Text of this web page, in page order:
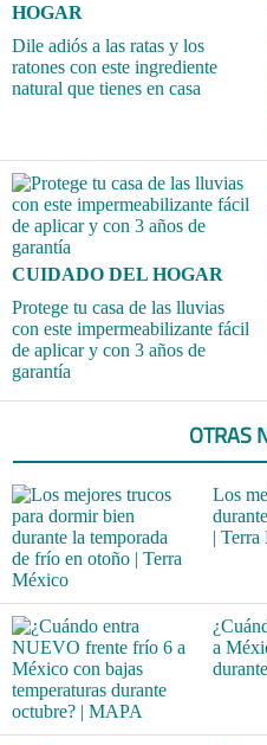
HOGAR
Dile adiós a las ratas y los
ratones con este ingrediente
natural que tienes en casa
CUIDADO DEL HOGAR
Protege tu casa de las lluvias
con este impermeabilizante fácil
de aplicar y con 3 años de
garantía
OTRAS
Los
|
a